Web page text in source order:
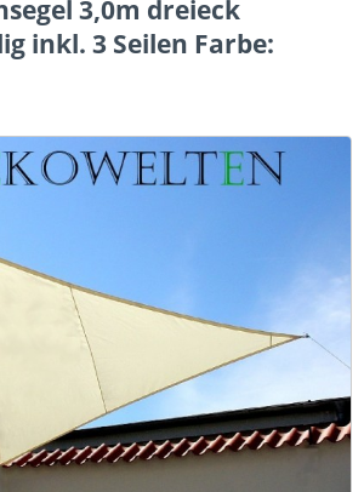
3,0m dreieck
inkl. 3 Seilen Farbe: